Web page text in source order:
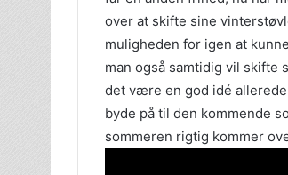
over at skifte sine
muligheden for igen at
man også samtidig vil skifte
det være en god idé
byde på til den kommende
sommeren rigtig kommer